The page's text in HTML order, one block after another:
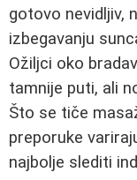
gotovo nevidljiv,
izbegavanju
Ožiljci oko
tamnije puti, ali
Što se tiče
preporuke
najbolje slediti